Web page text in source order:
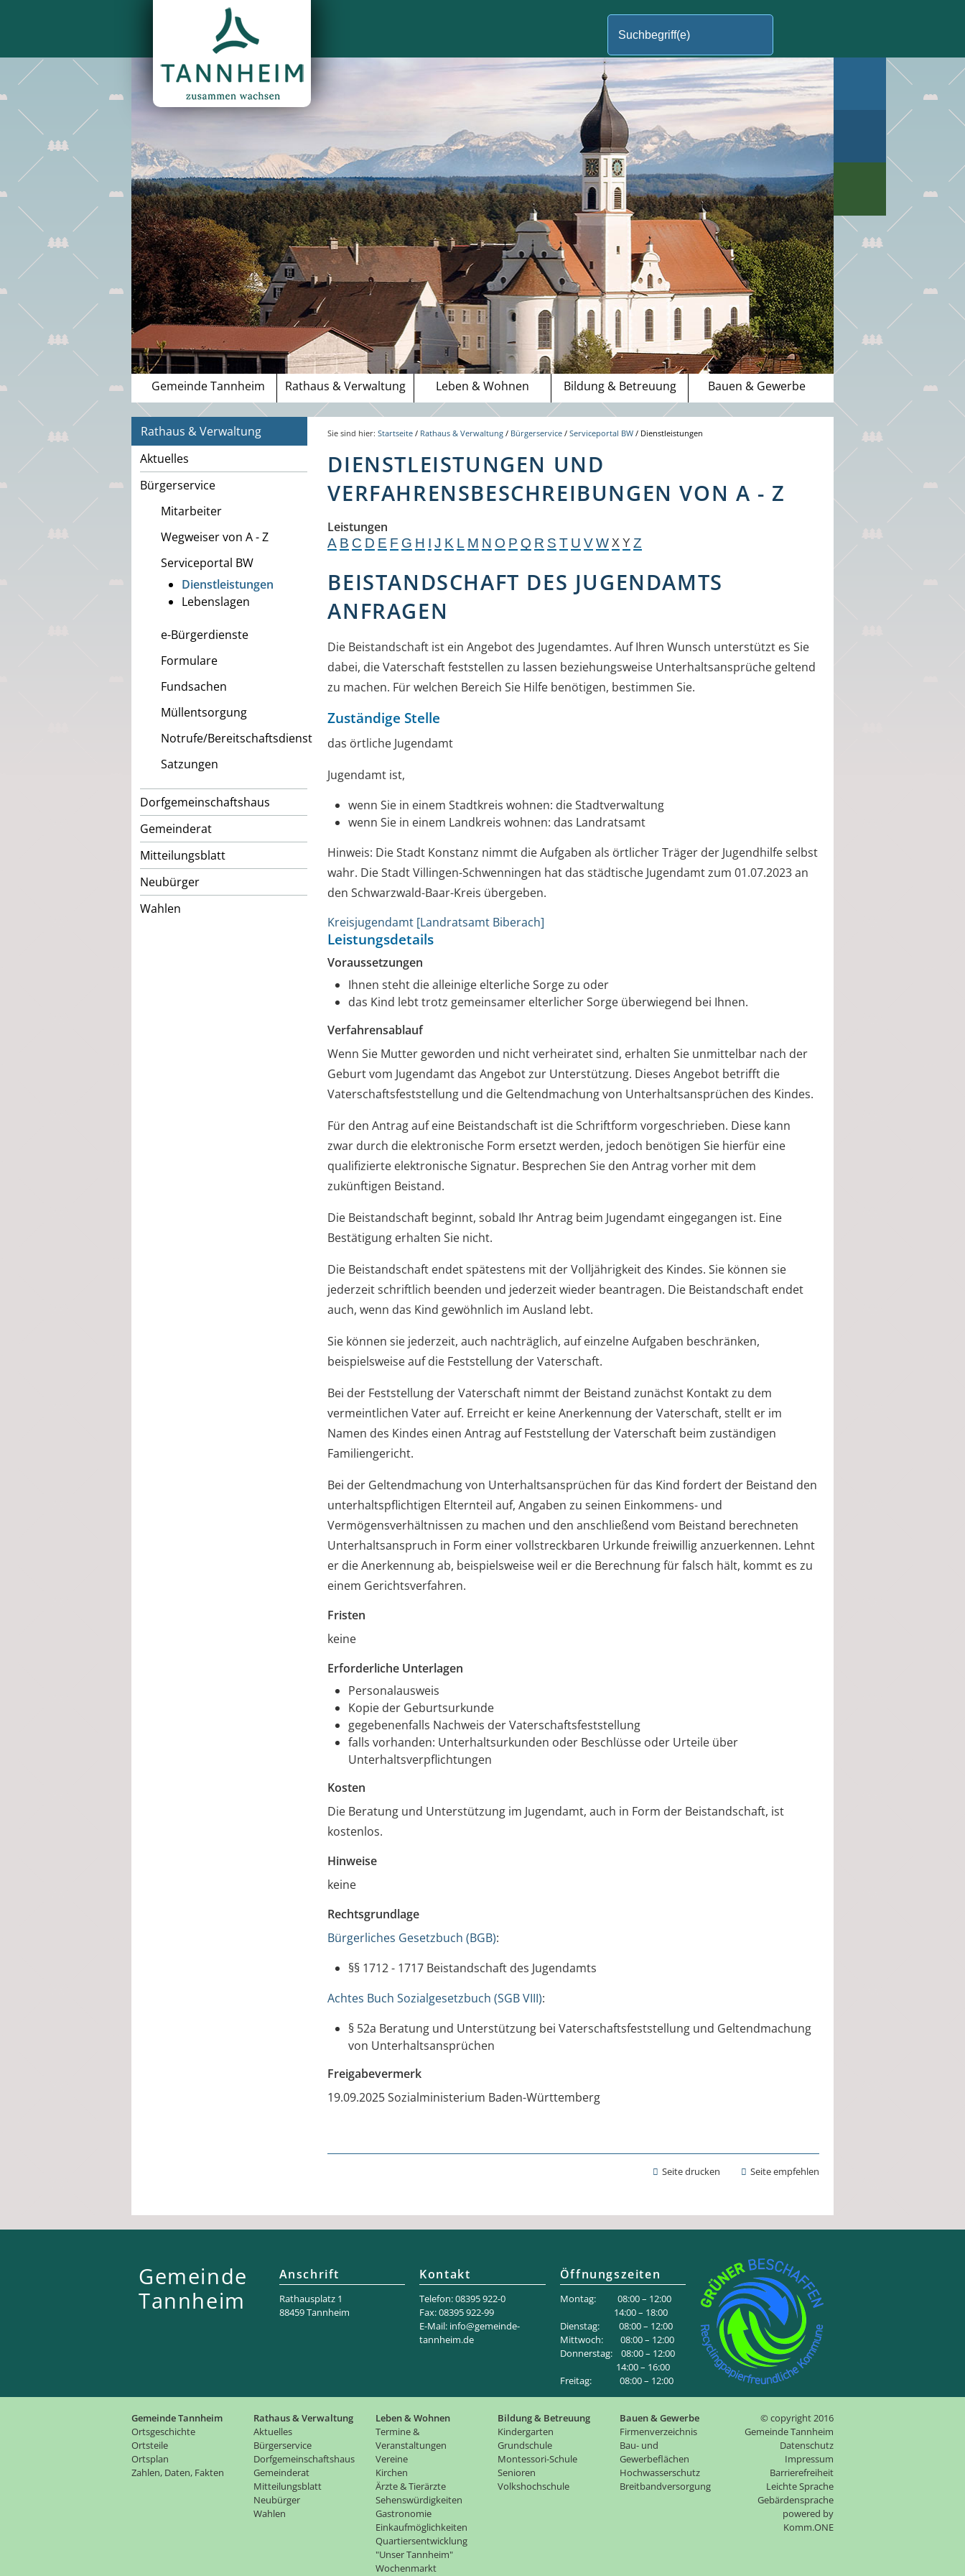
Gemeinde Tannheim Rathaus & Verwaltung Leben & Wohnen Bildung & Betreuung Bauen & Gewerbe
Rathaus & Verwaltung
Aktuelles
Bürgerservice
Mitarbeiter
Wegweiser von A - Z
Serviceportal BW
Dienstleistungen
Lebenslagen
e-Bürgerdienste
Formulare
Fundsachen
Müllentsorgung
Notrufe/Bereitschaftsdienst
Satzungen
Dorfgemeinschaftshaus
Gemeinderat
Mitteilungsblatt
Neubürger
Wahlen
Sie sind hier:Startseite / Rathaus & Verwaltung / Bürgerservice /Serviceportal BW / Dienstleistungen
DIENSTLEISTUNGEN UND
VERFAHRENSBESCHREIBUNGEN VON A - Z
Leistungen
A B C D E F G H I J K L M N O P Q R S T U V W X Y Z
BEISTANDSCHAFT DES JUGENDAMTS
ANFRAGEN
Die Beistandschaft ist ein Angebot des Jugendamtes. Auf Ihren Wunsch unterstützt es Sie
dabei, die Vaterschaft feststellen zu lassen beziehungsweise Unterhaltsansprüche geltend
zu machen. Für welchen Bereich Sie Hilfe benötigen, bestimmen Sie.
Zuständige Stelle
das örtliche Jugendamt
Jugendamt ist,
wenn Sie in einem Stadtkreis wohnen: die Stadtverwaltung
wenn Sie in einem Landkreis wohnen: das Landratsamt
Hinweis: Die Stadt Konstanz nimmt die Aufgaben als örtlicher Träger der Jugendhilfe selbst
wahr. Die Stadt Villingen-Schwenningen hat das städtische Jugendamt zum 01.07.2023 an
den Schwarzwald-Baar-Kreis übergeben.
Kreisjugendamt [Landratsamt Biberach]
Leistungsdetails
Voraussetzungen
Ihnen steht die alleinige elterliche Sorge zu oder
das Kind lebt trotz gemeinsamer elterlicher Sorge überwiegend bei Ihnen.
Verfahrensablauf
Wenn Sie Mutter geworden und nicht verheiratet sind, erhalten Sie unmittelbar nach der
Geburt vom Jugendamt das Angebot zur Unterstützung. Dieses Angebot betrifft die
Vaterschaftsfeststellung und die Geltendmachung von Unterhaltsansprüchen des Kindes.
Für den Antrag auf eine Beistandschaft ist die Schriftform vorgeschrieben. Diese kann
zwar durch die elektronische Form ersetzt werden, jedoch benötigen Sie hierfür eine
qualifizierte elektronische Signatur. Besprechen Sie den Antrag vorher mit dem
zukünftigen Beistand.
Die Beistandschaft beginnt, sobald Ihr Antrag beim Jugendamt eingegangen ist. Eine
Bestätigung erhalten Sie nicht.
Die Beistandschaft endet spätestens mit der Volljährigkeit des Kindes. Sie können sie
jederzeit schriftlich beenden und jederzeit wieder beantragen. Die Beistandschaft endet
auch, wenn das Kind gewöhnlich im Ausland lebt.
Sie können sie jederzeit, auch nachträglich, auf einzelne Aufgaben beschränken,
beispielsweise auf die Feststellung der Vaterschaft.
Bei der Feststellung der Vaterschaft nimmt der Beistand zunächst Kontakt zu dem
vermeintlichen Vater auf. Erreicht er keine Anerkennung der Vaterschaft, stellt er im
Namen des Kindes einen Antrag auf Feststellung der Vaterschaft beim zuständigen
Familiengericht.
Bei der Geltendmachung von Unterhaltsansprüchen für das Kind fordert der Beistand den
unterhaltspflichtigen Elternteil auf, Angaben zu seinen Einkommens- und
Vermögensverhältnissen zu machen und den anschließend vom Beistand berechneten
Unterhaltsanspruch in Form einer vollstreckbaren Urkunde freiwillig anzuerkennen. Lehnt
er die Anerkennung ab, beispielsweise weil er die Berechnung für falsch hält, kommt es zu
einem Gerichtsverfahren.
Fristen
keine
Erforderliche Unterlagen
Personalausweis
Kopie der Geburtsurkunde
gegebenenfalls Nachweis der Vaterschaftsfeststellung
falls vorhanden: Unterhaltsurkunden oder Beschlüsse oder Urteile über
Unterhaltsverpflichtungen
Kosten
Die Beratung und Unterstützung im Jugendamt, auch in Form der Beistandschaft, ist
kostenlos.
Hinweise
keine
Rechtsgrundlage
Bürgerliches Gesetzbuch (BGB):
§§ 1712 - 1717 Beistandschaft des Jugendamts
Achtes Buch Sozialgesetzbuch (SGB VIII):
§ 52a Beratung und Unterstützung bei Vaterschaftsfeststellung und Geltendmachung
von Unterhaltsansprüchen
Freigabevermerk
19.09.2025 Sozialministerium Baden-Württemberg
Seite drucken Seite empfehlen
Gemeinde
Tannheim
Anschrift
Rathaus­platz 1
88459 Tannheim
Kontakt
Telefon: 08395 922-0
Fax: 08395 922-99
E-Mail: info@gemeinde-
tannheim.de
Öffnungszeiten
Montag: 08:00 – 12:00
14:00 – 18:00
Dienstag: 08:00 – 12:00
Mittwoch: 08:00 – 12:00
Donnerstag: 08:00 – 12:00
14:00 – 16:00
Freitag: 08:00 – 12:00
Gemeinde Tannheim
Ortsgeschichte
Ortsteile
Ortsplan
Zahlen, Daten, Fakten
Rathaus & Verwaltung
Aktuelles
Bürgerservice
Dorfgemeinschaftshaus
Gemeinderat
Mitteilungsblatt
Neubürger
Wahlen
Leben & Wohnen
Termine &
Veranstaltungen
Vereine
Kirchen
Ärzte & Tierärzte
Sehenswürdigkeiten
Gastronomie
Einkaufmöglichkeiten
Quartiersentwicklung
"Unser Tannheim"
Wochenmarkt
Bildung & Betreuung
Kindergarten
Grundschule
Montessori-Schule
Senioren
Volkshochschule
Bauen & Gewerbe
Firmenverzeichnis
Bau- und
Gewerbeflächen
Hochwasserschutz
Breitbandversorgung
© copyright 2016
Gemeinde Tannheim
Datenschutz
Impressum
Barrierefreiheit
Leichte Sprache
Gebärdensprache
powered by
Komm.ONE